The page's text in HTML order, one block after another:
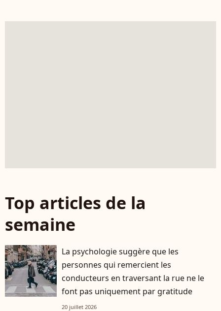
Top articles de la
semaine
La psychologie suggère que les
personnes qui remercient les
conducteurs en traversant la rue ne le
font pas uniquement par gratitude
20 juillet 2026